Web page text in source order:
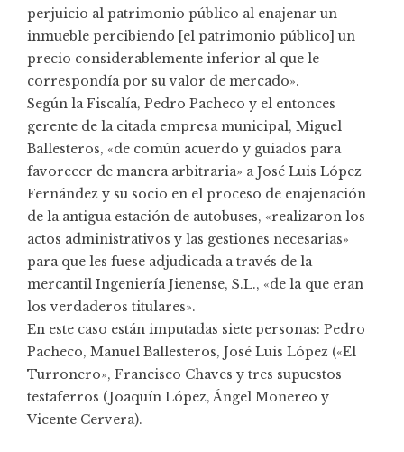
perjuicio al patrimonio público al enajenar un
inmueble percibiendo [el patrimonio público] un
precio considerablemente inferior al que le
correspondía por su valor de mercado».
Según la Fiscalía, Pedro Pacheco y el entonces
gerente de la citada empresa municipal, Miguel
Ballesteros, «de común acuerdo y guiados para
favorecer de manera arbitraria» a José Luis López
Fernández y su socio en el proceso de enajenación
de la antigua estación de autobuses, «realizaron los
actos administrativos y las gestiones necesarias»
para que les fuese adjudicada a través de la
mercantil Ingeniería Jienense, S.L., «de la que eran
los verdaderos titulares».
En este caso están imputadas siete personas: Pedro
Pacheco, Manuel Ballesteros, José Luis López («El
Turronero», Francisco Chaves y tres supuestos
testaferros (Joaquín López, Ángel Monereo y
Vicente Cervera).